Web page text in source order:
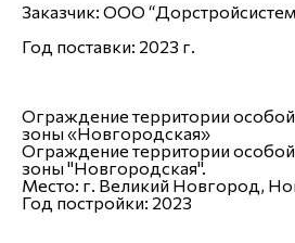
Заказчик: ООО
Год поставки: 2023 г.
Ограждение территории
зоны «Новгородская»
Ограждение территории
зоны "Новгородская".
Место: г. Великий Новгород,
Год постройки: 2023